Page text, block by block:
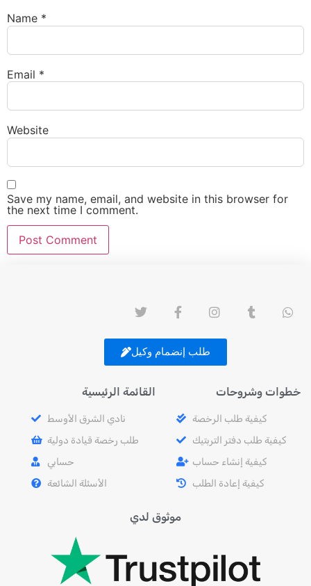
Name *
Email *
Website
Save my name, email, and website in this browser for
the next time I comment.
طلب إنضمام وكيل
القائمة الرئيسية
نادي الشرق الأوسط
طلب رخصة قيادة دولية
حسابي
الأسئلة الشائعة
خطوات وشروحات
كيفية طلب الرخصة
كيفية طلب دفتر التربتيك
كيفية إنشاء حساب
كيفية إعادة الطلب
موثوق لدي